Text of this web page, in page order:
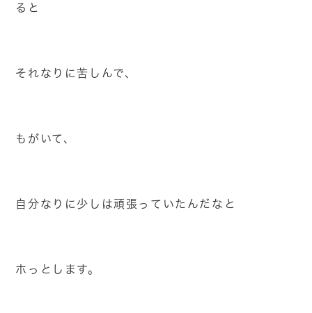
ると
それなりに苦しんで、
もがいて、
自分なりに少しは頑張っていたんだなと
ホっとします。